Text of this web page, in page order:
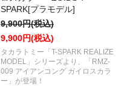
SPARK[プラモデル]
9,900円(税込)
9,900円(税込)
タカラトミー「T-SPARK REALIZE
MODEL」シリーズより、「RMZ-
009 アイアンコング ガイロスカラ
ー」が登場！